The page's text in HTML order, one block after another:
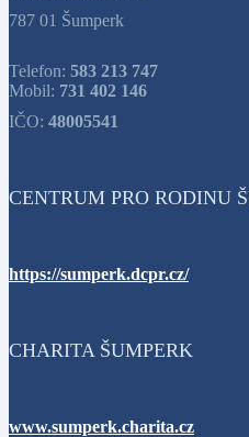
787 01 Šumperk
Telefon: 583 213 747
Mobil: 731 402 146
IČO: 48005541
CENTRUM PRO RODINU
https://sumperk.dcpr.cz/
CHARITA ŠUMPERK
www.sumperk.charita.cz